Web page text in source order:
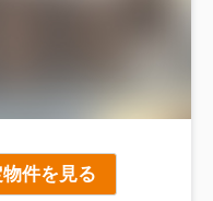
件を見る